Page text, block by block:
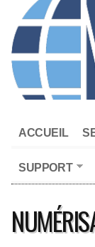
ACCUEIL
SUPPORT